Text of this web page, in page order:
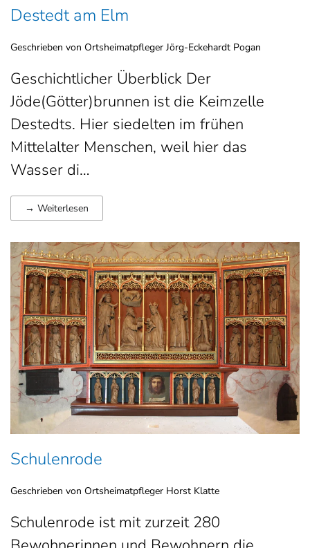
Destedt am Elm
Geschrieben von Ortsheimatpfleger Jörg-Eckehardt Pogan
Geschichtlicher Überblick Der
Jöde(Götter)brunnen ist die Keimzelle
Destedts. Hier siedelten im frühen
Mittelalter Menschen, weil hier das
Wasser di…
→ Weiterlesen
Schulenrode
Geschrieben von Ortsheimatpfleger Horst Klatte
Schulenrode ist mit zurzeit 280